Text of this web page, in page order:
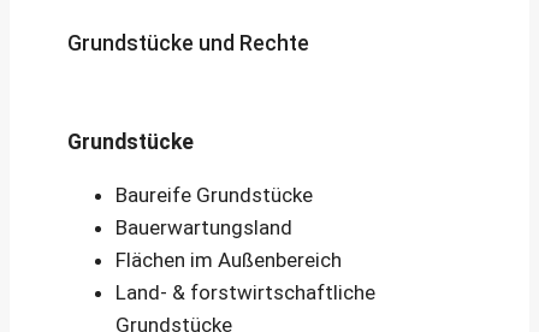
Grundstücke und Rechte
Grundstücke
Baureife Grundstücke
Bauerwartungsland
Flächen im Außenbereich
Land- & forstwirtschaftliche
Grundstücke